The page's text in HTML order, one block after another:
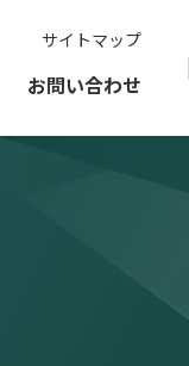
サイトマップ
お問い合わせ